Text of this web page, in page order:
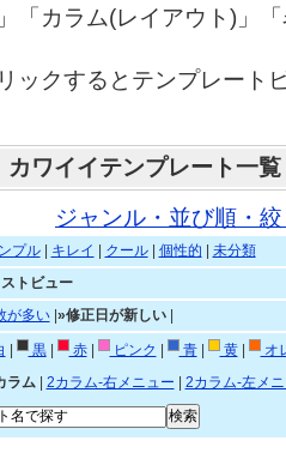
「カラム(レイアウト)」
ックするとテンプレート
カワイイテンプレート一覧
ジャンル・並び順・
プル| キレイ クール| 個性的
未分類
トビュー
が多い| »修正日が新しい|
黒| 赤| ピンク 青| 黄|
オ
ラム| 2カラム-右メニュー
2カラム-左メ